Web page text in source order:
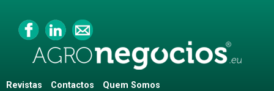
Revistas Contactos Quem Somos